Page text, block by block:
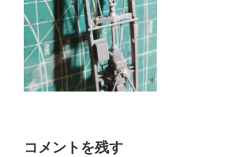
コメントを残す